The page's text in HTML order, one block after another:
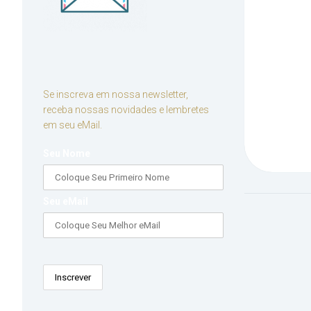
Se inscreva em nossa newsletter,
receba nossas novidades e lembretes
em seu eMail.